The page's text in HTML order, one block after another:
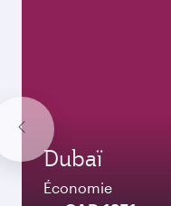
Décembre